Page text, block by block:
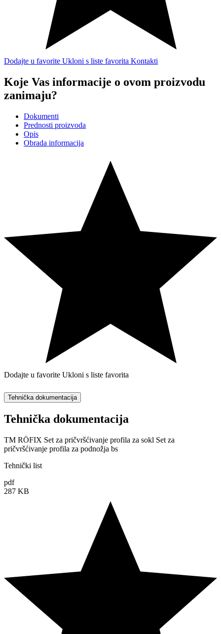
Dodajte u favorite Ukloni s liste favorita Kontakti
Koje Vas informacije o ovom proizvodu
zanimaju?
Dokumenti
Prednosti proizvoda
Opis
Obrada informacija
Dodajte u favorite Ukloni s liste favorita
Tehnička dokumentacija
Tehnička dokumentacija
TM RÖFIX Set za pričvršćivanje profila za sokl Set za
pričvršćivanje profila za podnožja bs
Tehnički list
pdf
287 KB